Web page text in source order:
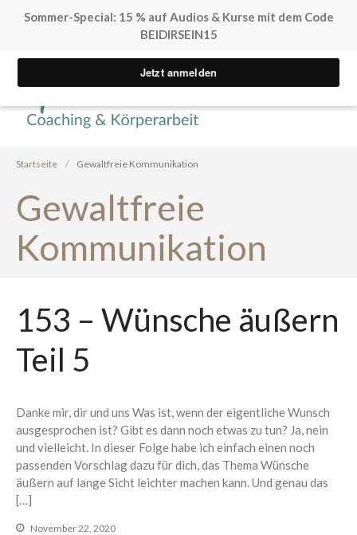
Sommer-Special: 15 % auf Audios & Kurse mit dem Code
BEIDIRSEIN15
Solo*Sex Impulse
Mini Sexleben Test
Audios & Kurse
Paar Begegnung
1:1 Begleitung
Übersicht
Proven Expert
SpürVertrauen
Yvonne Peglow Sexual Life
Startseite / Gewaltfreie Kommunikation
Gewaltfreie
Kommunikation
153 – Wünsche äußern
Teil 5
Danke mir, dir und uns Was ist, wenn der eigentliche Wunsch
ausgesprochen ist? Gibt es dann noch etwas zu tun? Ja, nein
und vielleicht. In dieser Folge habe ich einfach einen noch
passenden Vorschlag dazu für dich, das Thema Wünsche
äußern auf lange Sicht leichter machen kann. Und genau das
[…]
November 22, 2020